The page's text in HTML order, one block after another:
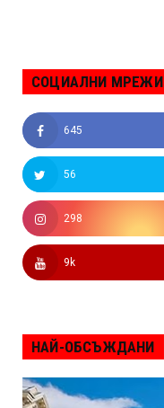
СОЦИАЛНИ МРЕЖИ
645
56
298
9k
НАЙ-ОБСЪЖДАНИ